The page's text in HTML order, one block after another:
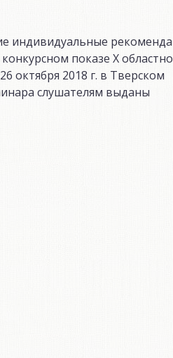
индивидуальные
показе X
октября 2018 г. в Тверском
слушателям выданы